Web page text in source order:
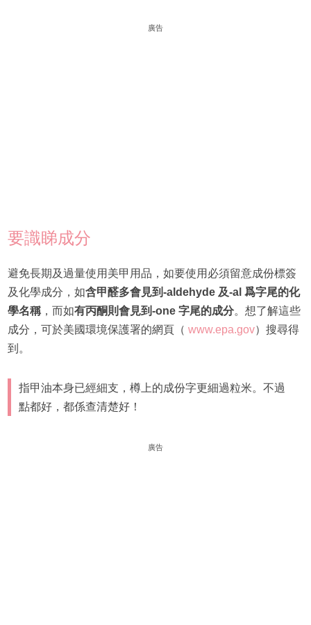
廣告
要識睇成分
避免長期及過量使用美甲用品，如要使用必須留意成份標簽
及化學成分，如含甲醛多會見到-aldehyde 及-al 爲字尾的化
學名稱，而如有丙酮則會見到-one 字尾的成分。想了解這些
成分，可於美國環境保護署的網頁（ www.epa.gov）搜尋得
到。
指甲油本身已經細支，樽上的成份字更細過粒米。不過
點都好，都係查清楚好！
廣告